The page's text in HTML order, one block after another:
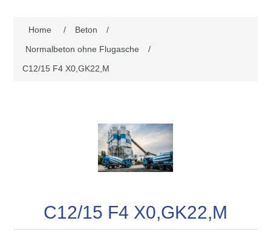
Home / Beton
/
Normalbeton ohne Flugasche
/
C12/15 F4 X0,GK22,M
C12/15 F4 X0,GK22,M